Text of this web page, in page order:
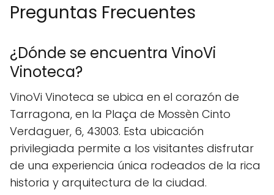
Preguntas Frecuentes
¿Dónde se encuentra VinoVi
Vinoteca?
VinoVi Vinoteca se ubica en el corazón de
Tarragona, en la Plaça de Mossèn Cinto
Verdaguer, 6, 43003. Esta ubicación
privilegiada permite a los visitantes disfrutar
de una experiencia única rodeados de la rica
historia y arquitectura de la ciudad.